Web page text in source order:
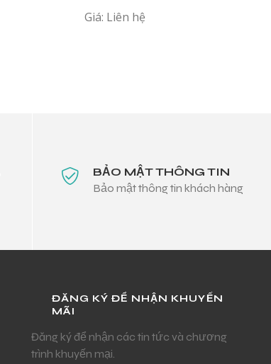
Giá: Liên hệ
BẢO MẬT THÔNG TIN
Bảo mật thông tin khách hàng
ĐĂNG KÝ ĐỂ NHẬN KHUYẾN
MÃI
Đăng ký để nhận các tin tức và chương
trình khuyến mại.